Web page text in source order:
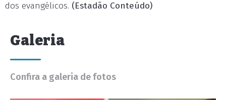
dos evangélicos. (Estadão Conteúdo)
Galeria
Confira a galeria de fotos